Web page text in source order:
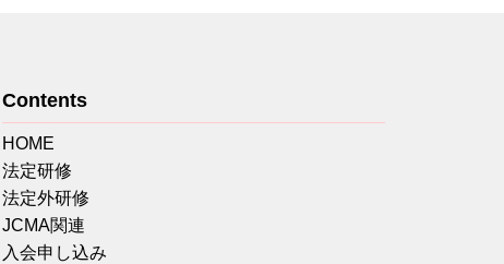
Contents
HOME
法定研修
法定外研修
JCMA関連
入会申し込み